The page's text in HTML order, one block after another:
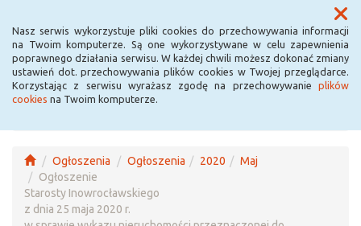
Nasz serwis wykorzystuje pliki cookies do przechowywania informacji
na Twoim komputerze. Są one wykorzystywane w celu zapewnienia
poprawnego działania serwisu. W każdej chwili możesz dokonać zmiany
ustawień dot. przechowywania plików cookies w Twojej przeglądarce.
Korzystając z serwisu wyrażasz zgodę na przechowywanie plików
cookies na Twoim komputerze.
Menu
Ogłoszenia Ogłoszenia 2020
Maj
Ogłoszenie
Starosty Inowrocławskiego
z dnia 25 maja 2020 r.